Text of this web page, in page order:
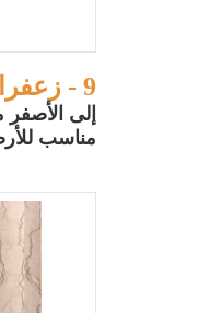
9 - زعفرانة:
إلى
مناسب